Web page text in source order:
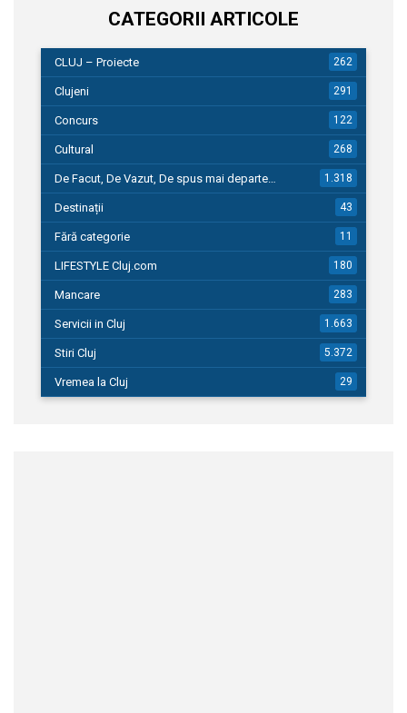
CATEGORII ARTICOLE
CLUJ – Proiecte 262
Clujeni 291
Concurs 122
Cultural 268
De Facut, De Vazut, De spus mai departe… 1.318
Destinații 43
Fără categorie 11
LIFESTYLE Cluj.com 180
Mancare 283
Servicii in Cluj 1.663
Stiri Cluj 5.372
Vremea la Cluj 29